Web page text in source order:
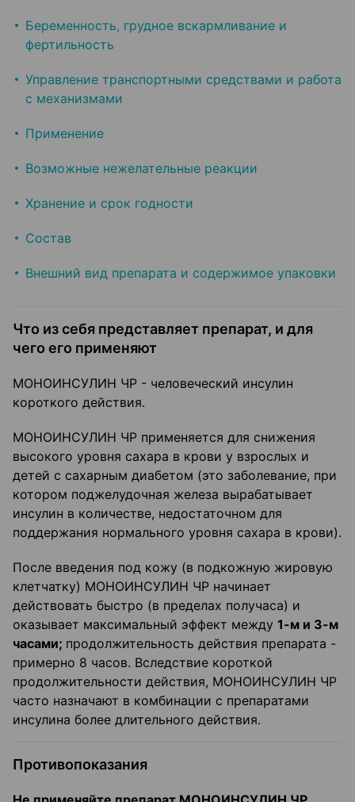
Беременность, грудное вскармливание и
фертильность
Управление транспортными средствами и работа
с механизмами
Применение
Возможные нежелательные реакции
Хранение и срок годности
Состав
Внешний вид препарата и содержимое упаковки
Что из себя представляет препарат, и для
чего его применяют
МОНОИНСУЛИН ЧР - человеческий инсулин
короткого действия.
МОНОИНСУЛИН ЧР применяется для снижения
высокого уровня сахара в крови у взрослых и
детей с сахарным диабетом (это заболевание, при
котором поджелудочная железа вырабатывает
инсулин в количестве, недостаточном для
поддержания нормального уровня сахара в крови).
После введения под кожу (в подкожную жировую
клетчатку) МОНОИНСУЛИН ЧР начинает
действовать быстро (в пределах получаса) и
оказывает максимальный эффект между 1-м и 3-м
часами; продолжительность действия препарата -
примерно 8 часов. Вследствие короткой
продолжительности действия, МОНОИНСУЛИН ЧР
часто назначают в комбинации с препаратами
инсулина более длительного действия.
Противопоказания